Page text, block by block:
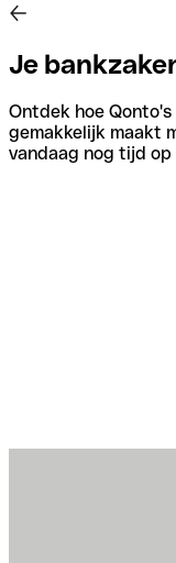
Je
Ontdek hoe
gemakkelijk maakt
vandaag nog tijd op